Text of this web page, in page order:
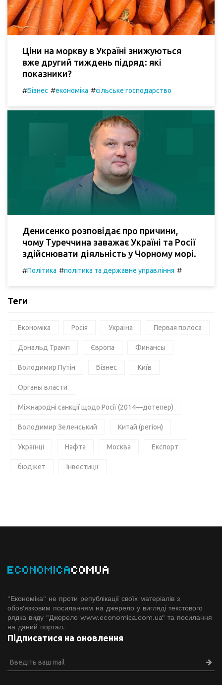
Ціни на моркву в Україні знижуються
вже другий тиждень підряд: які
показники?
#Бізнес #економіка #сільське господарство
Денисенко розповідає про причини,
чому Туреччина заважає Україні та Росії
здійснювати діяльність у Чорному морі.
#Політика #політика та державне управління #
Теги
Економіка Росія Україна Первая полоса
Дональд Трамп Європа Финансы
Володимир Путін Бізнес Київ
Органы власти
Міжнародні санкції щодо Росії (2014—дотепер)
Володимир Зеленський Китай (регіон)
Українці Нафта Москва Експорт
бюджет Інвестиції
ECONOMICACOMUA
"Економіка" не проти републікації своїх матеріалів з
обов'язковим посиланням на джерело у вигляді текстового
рядка виду "Джерело www.economiсa.com.ua" та посилання
на даний портал.
Підписатися на оновлення